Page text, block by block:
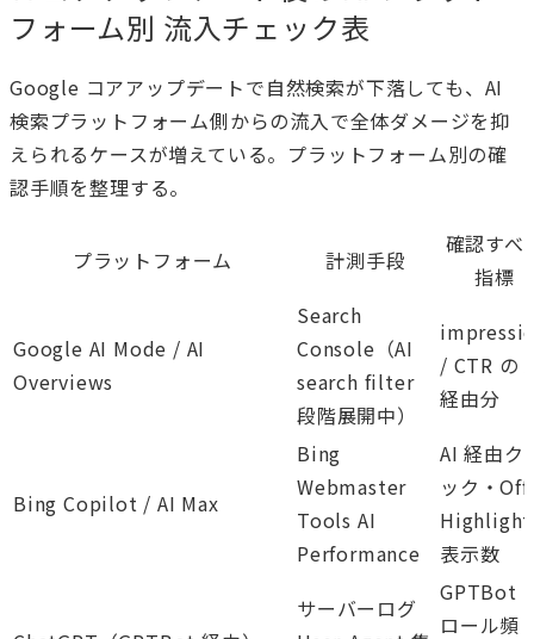
フォーム別 流入チェック表
Google コアアップデートで自然検索が下落しても、AI
検索プラットフォーム側からの流入で全体ダメージを抑
えられるケースが増えている。プラットフォーム別の確
認手順を整理する。
プラットフォーム 計測手段
確認すべ
指標
Google AI Mode / AI
Overviews
Search
Console（AI
search filter
段階展開中）
/ CTR の
経由分
Bing Copilot / AI Max
Bing
Webmaster
Tools AI
Performance
AI 経由ク
ック・
表示数
サーバーログ
GPTBot
ロール頻